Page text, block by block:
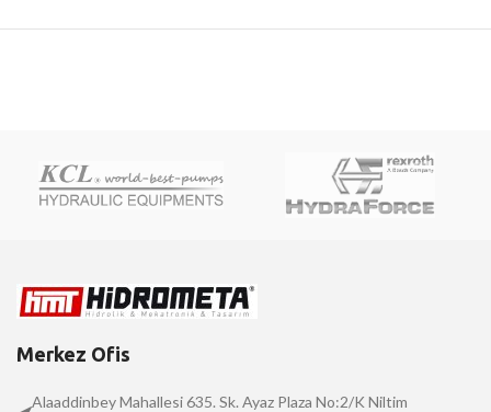
Merkez Ofis
Alaaddinbey Mahallesi 635. Sk. Ayaz Plaza No:2/K Niltim